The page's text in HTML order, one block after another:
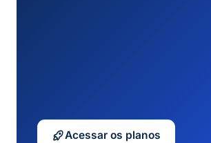
Acessar os planos